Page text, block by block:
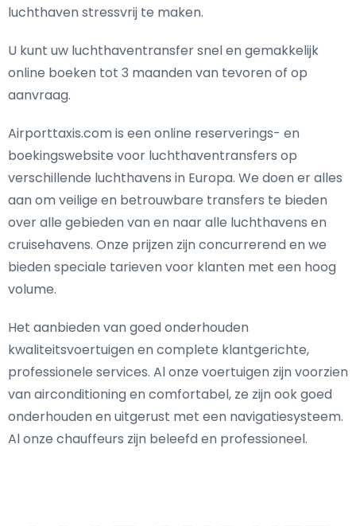
luchthaven stressvrij te maken.
U kunt uw luchthaventransfer snel en gemakkelijk
online boeken tot 3 maanden van tevoren of op
aanvraag.
Airporttaxis.com is een online reserverings- en
boekingswebsite voor luchthaventransfers op
verschillende luchthavens in Europa. We doen er alles
aan om veilige en betrouwbare transfers te bieden
over alle gebieden van en naar alle luchthavens en
cruisehavens. Onze prijzen zijn concurrerend en we
bieden speciale tarieven voor klanten met een hoog
volume.
Het aanbieden van goed onderhouden
kwaliteitsvoertuigen en complete klantgerichte,
professionele services. Al onze voertuigen zijn voorzien
van airconditioning en comfortabel, ze zijn ook goed
onderhouden en uitgerust met een navigatiesysteem.
Al onze chauffeurs zijn beleefd en professioneel.